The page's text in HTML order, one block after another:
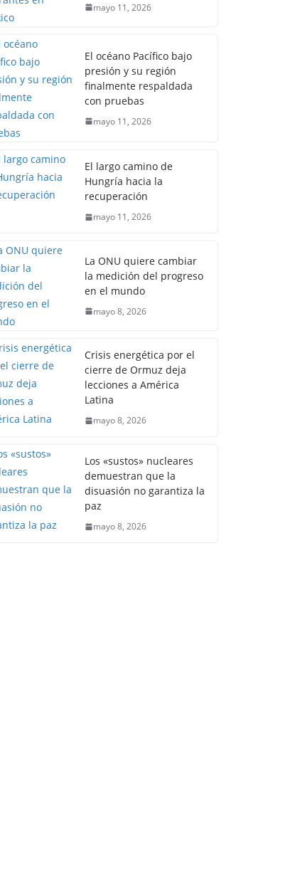
mayo 11, 2026
El océano Pacífico bajo
presión y su región
finalmente respaldada
con pruebas
mayo 11, 2026
El largo camino de
Hungría hacia la
recuperación
mayo 11, 2026
La ONU quiere cambiar
la medición del progreso
en el mundo
mayo 8, 2026
Crisis energética por el
cierre de Ormuz deja
lecciones a América
Latina
mayo 8, 2026
Los «sustos» nucleares
demuestran que la
disuasión no garantiza la
paz
mayo 8, 2026